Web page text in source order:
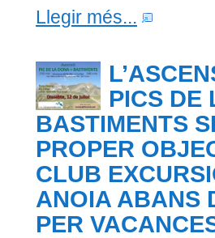
Llegir més...
PICS DE
BASTIMENTS
PROPER
CLUB
ANOIA ABANS
PER